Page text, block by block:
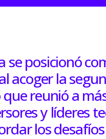
se posicionó
acoger la
reunió a
y líderes
los